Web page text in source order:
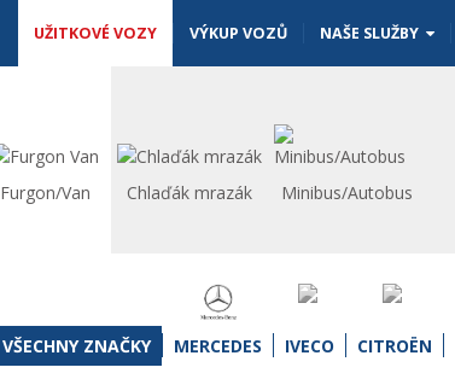
UŽITKOVÉ VOZY VÝKUP VOZŮ NAŠE SLUŽBY
Furgon/Van Chlaďák mrazák Minibus/Autobus
VŠECHNY ZNAČKY MERCEDES IVECO CITROËN